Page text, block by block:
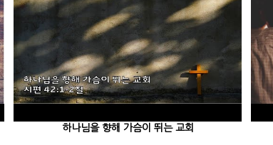
하나님을 향해 가슴이 뛰는 교회